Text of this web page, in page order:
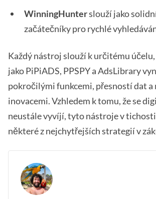
WinningHunterslouží jako
začátečníky pro rychlé
Každý nástroj slouží k určitému
jako PiPiADS, PPSPY a AdsLibrary
pokročilými funkcemi, přesností dat a
inovacemi. Vzhledem k tomu, že se
neustále vyvíjí, tyto nástroje v
některé z nejchytřejších strategií v